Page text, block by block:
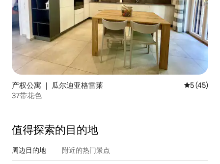
产权公寓 ｜ 瓜尔迪亚格雷莱 平均评分
5 (45)
37带花色
值得探索的目的地
周边目的地 附近的热门景点